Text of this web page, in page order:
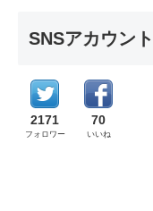
SNSアカウント
2171
フォロワー
70
いいね